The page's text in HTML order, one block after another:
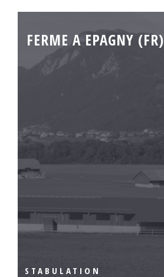
FERME A EPAGNY (FR)
STABULATION